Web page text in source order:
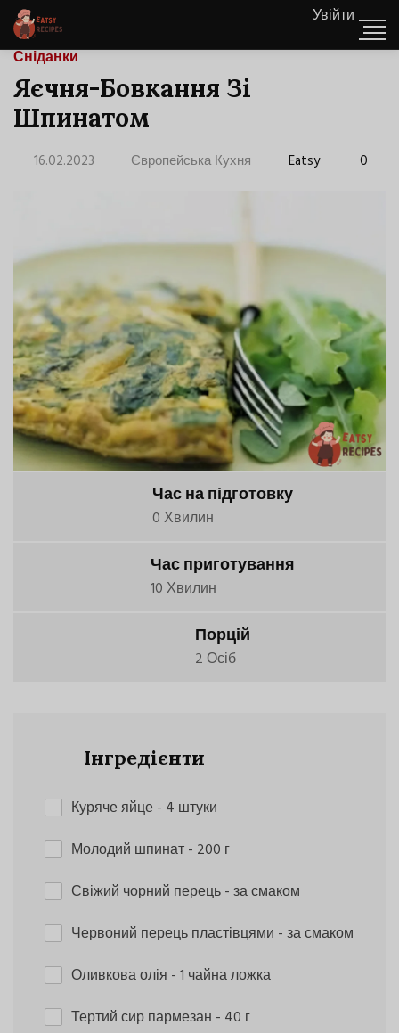
Увійти
Сніданки
Яєчня-Бовкання Зі
Шпинатом
16.02.2023 Європейська Кухня Eatsy 0
Час на підготовку
0 Хвилин
Час приготування
10 Хвилин
Порцій
2 Осіб
Інгредієнти
Куряче яйце- 4 штуки
Молодий шпинат- 200 г
Свіжий чорний перець- за смаком
Червоний перець пластівцями - за смаком
Оливкова олія - 1 чайна ложка
Тертий сир пармезан - 40 г